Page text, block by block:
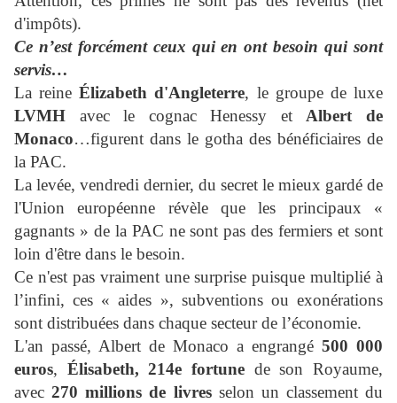
d'impôts).
Ce n’est forcément ceux qui en ont besoin qui sont
servis…
La reineÉlizabeth d'Angleterre, le groupe de luxe
LVMH avec le cognac Henessy et Albert de
Monaco…figurent dans le gotha des bénéficiaires de
la PAC.
La levée, vendredi dernier, du secret le mieux gardé de
l'Union européenne révèle que les principaux «
gagnants » de la PAC ne sont pas des fermiers et sont
loin d'être dans le besoin.
Ce n'est pas vraiment une surprise puisque multiplié à
l’infini, ces « aides », subventions ou exonérations
sont distribuées dans chaque secteur de l’économie.
L'an passé, Albert de Monaco a engrangé 500 000
euros, Élisabeth, 214e fortune de son Royaume,
avec270 millions de livresselon un classement du